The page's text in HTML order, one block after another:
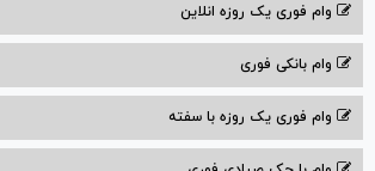
وام فوری یک روزه انلاین
وام بانکی فوری
وام فوری یک روزه با سفته